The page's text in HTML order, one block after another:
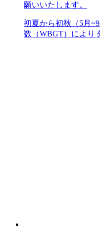
願いいたします。
初夏から初秋（5月
数（WBGT）により